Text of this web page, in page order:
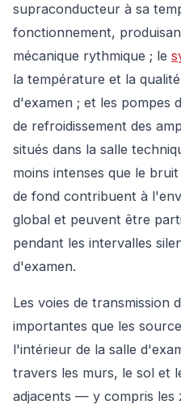
supraconducteur à sa
fonctionnement,
mécanique rythmique ; le
la température et la
d'examen ; et les pompes
de refroidissement des
situés dans la salle
moins intenses que le
de fond contribuent à
global et peuvent être
pendant les intervalles
d'examen.
Les voies de transmission
importantes que les
l'intérieur de la salle
travers les murs, le sol et
adjacents — y compris les